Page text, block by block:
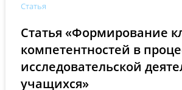
Статья
Статья «Формирование
компетентностей в
исследовательской
учащихся»